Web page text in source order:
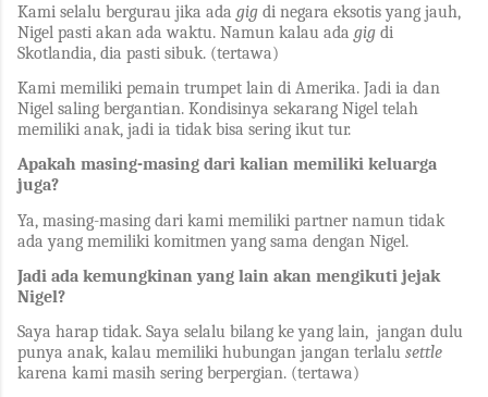
Kami selalu bergurau jika ada gig di negara eksotis yang jauh,
Nigel pasti akan ada waktu. Namun kalau ada gig di
Skotlandia, dia pasti sibuk. (tertawa)
Kami memiliki pemain trumpet lain di Amerika. Jadi ia dan
Nigel saling bergantian. Kondisinya sekarang Nigel telah
memiliki anak, jadi ia tidak bisa sering ikut tur.
Apakah masing-masing dari kalian memiliki keluarga
juga?
Ya, masing-masing dari kami memiliki partner namun tidak
ada yang memiliki komitmen yang sama dengan Nigel.
Jadi ada kemungkinan yang lain akan mengikuti jejak
Nigel?
Saya harap tidak. Saya selalu bilang ke yang lain, jangan dulu
punya anak, kalau memiliki hubungan jangan terlalu settle
karena kami masih sering berpergian. (tertawa)